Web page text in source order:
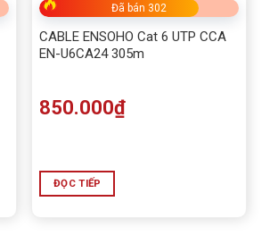
Đã bán 302
CABLE ENSOHO Cat 6 UTP CCA
EN-U6CA24 305m
850.000₫
ĐỌC TIẾP